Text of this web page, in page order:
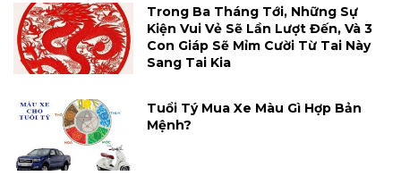
Trong Ba Tháng Tới, Những Sự
Kiện Vui Vẻ Sẽ Lần Lượt Đến, Và 3
Con Giáp Sẽ Mỉm Cười Từ Tai Này
Sang Tai Kia
Tuổi Tý Mua Xe Màu Gì Hợp Bản
Mệnh?